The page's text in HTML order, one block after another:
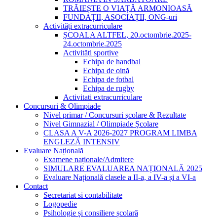
TRĂIEȘTE O VIAȚĂ ARMONIOASĂ
FUNDAȚII, ASOCIAȚII, ONG-uri
Activități extracurriculare
ȘCOALA ALTFEL, 20.octombrie.2025-
24.octombrie.2025
Activități sportive
Echipa de handbal
Echipa de oină
Echipa de fotbal
Echipa de rugby
Activitati extracurriculare
Concursuri & Olimpiade
Nivel primar / Concursuri școlare & Rezultate
Nivel Gimnazial / Olimpiade Școlare
CLASA A V-A 2026-2027 PROGRAM LIMBA
ENGLEZĂ INTENSIV
Evaluare Națională
Examene naționale/Admitere
SIMULARE EVALUAREA NAȚIONALĂ 2025
Evaluare Națională clasele a II-a, a IV-a și a VI-a
Contact
Secretariat si contabilitate
Logopedie
Psihologie și consiliere școlară